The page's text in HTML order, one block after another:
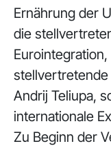
Ernährung der
die
Andrij Teliupa,
internationale
Zu Beginn der